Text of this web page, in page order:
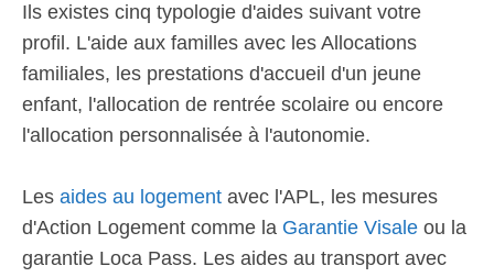
Ils existes cinq typologie d'aides suivant votre
profil. L'aide aux familles avec les Allocations
familiales, les prestations d'accueil d'un jeune
enfant, l'allocation de rentrée scolaire ou encore
l'allocation personnalisée à l'autonomie.
Les aides au logement avec l'APL, les mesures
d'Action Logement comme la Garantie Visale ou la
garantie Loca Pass. Les aides au transport avec